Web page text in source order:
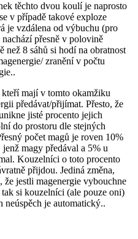
těchto dvou koulí je naprosto
v případě takové exploze
je vzdálena od výbuchu (pro
přesně v polovině
než 8 sáhů si hodí na obratnost
zranění v počtu
mají v tomto okamžiku
předávat/přijímat. Přesto, že
jisté procento jejich
do prostoru dle stejných
počet magů je roven 10%
magy předával a 5% u
Kouzelníci o toto procento
přijdou. Jediná změna,
že jestli magenergie vybouchne
si kouzelníci (ale pouze oni)
neúspěch je automatický..